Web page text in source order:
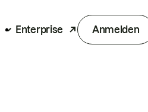
Enterprise Anmelden